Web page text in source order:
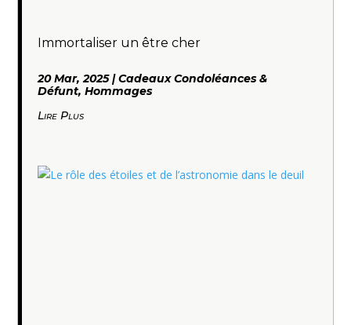
Immortaliser un être cher
20 Mar, 2025|Cadeaux Condoléances &
Défunt,Hommages
Lire Plus